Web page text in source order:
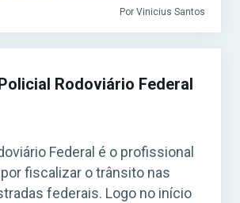
Por Vinicius Santos
Rodoviário Federal
Federal é o profissional
fiscalizar o trânsito nas
federais. Logo no início